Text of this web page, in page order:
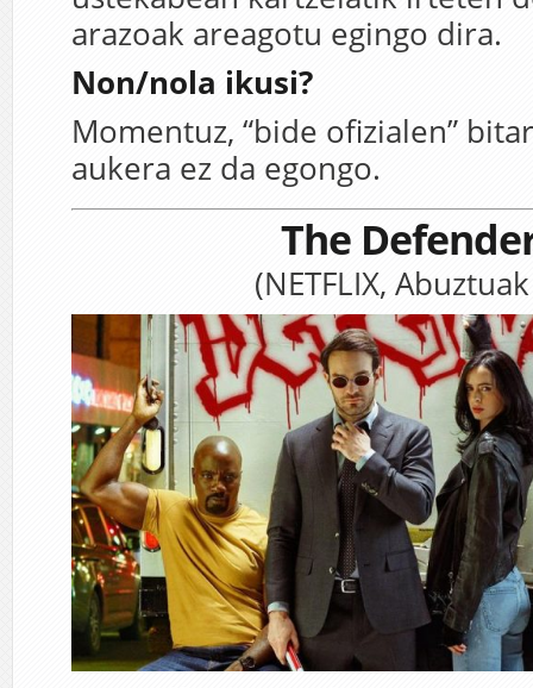
arazoak areagotu egingo dira.
Non/nola ikusi?
Momentuz, “bide ofizialen”
aukera ez da egongo.
The
(NETFLIX,